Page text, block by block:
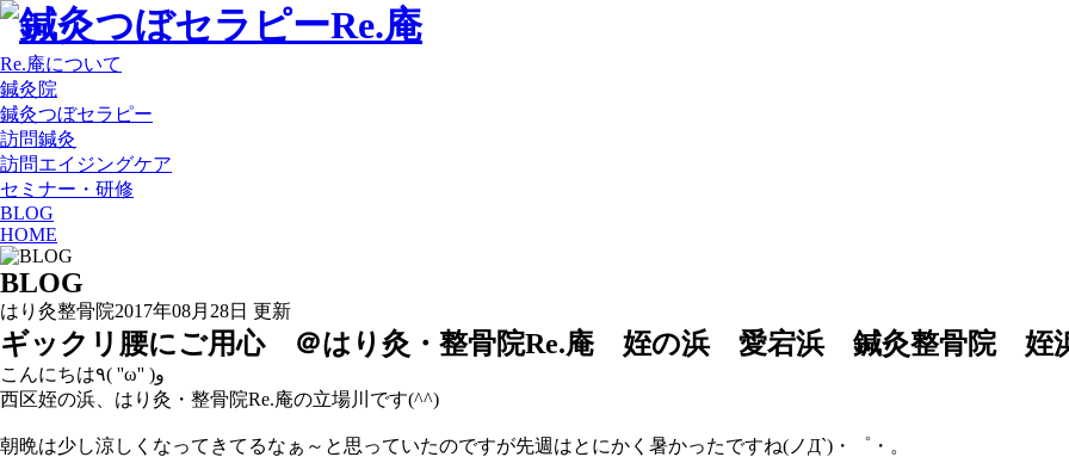
Re.庵について
鍼灸院
鍼灸つぼセラピー
訪問鍼灸
訪問エイジングケア
セミナー・研修
BLOG
HOME
BLOG
はり灸整骨院2017年08月28日 更新
ギックリ腰にご用心 ＠はり灸・整骨院Re.庵 姪の浜 愛宕浜 鍼灸整骨院 姪
こんにちは٩( ''ω'' )و
西区姪の浜、はり灸・整骨院Re.庵の立場川です(^^)
朝晩は少し涼しくなってきてるなぁ～と思っていたのですが先週はとにかく暑かったですね(ノД`)・゜・。